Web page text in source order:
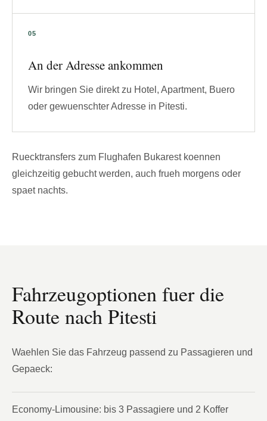
An der Adresse ankommen
Wir bringen Sie direkt zu Hotel, Apartment, Buero
oder gewuenschter Adresse in Pitesti.
Ruecktransfers zum Flughafen Bukarest koennen
gleichzeitig gebucht werden, auch frueh morgens oder
spaet nachts.
Fahrzeugoptionen fuer die
Route nach Pitesti
Waehlen Sie das Fahrzeug passend zu Passagieren und
Gepaeck:
Economy-Limousine: bis 3 Passagiere und 2 Koffer